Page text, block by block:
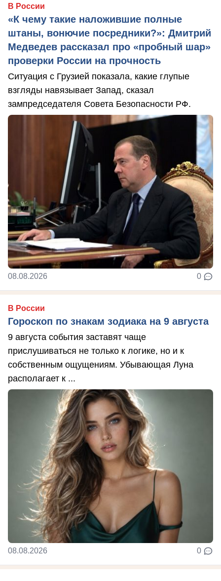
В России
«К чему такие наложившие полные
штаны, вонючие посредники?»: Дмитрий
Медведев рассказал про «пробный шар»
проверки России на прочность
Ситуация с Грузией показала, какие глупые
взгляды навязывает Запад, сказал
зампредседателя Совета Безопасности РФ.
08.08.2026 0
В России
Гороскоп по знакам зодиака на 9 августа
9 августа события заставят чаще
прислушиваться не только к логике, но и к
собственным ощущениям. Убывающая Луна
располагает к ...
08.08.2026 0